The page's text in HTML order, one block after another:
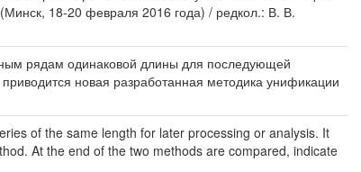
18-20 февраля 2016 года) / редкол.: В. В.
рядам одинаковой длины для последующей
новая разработанная методика унификации
of the same length for later processing or analysis. It
At the end of the two methods are compared, indicate